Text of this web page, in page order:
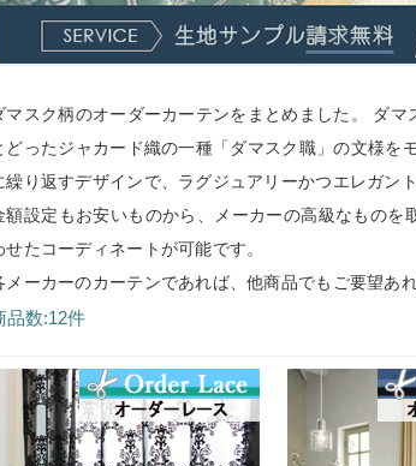
マスク柄のオーダーカーテンをまとめました。 ダ
どったジャカード織の一種「ダマスク職」の文様を
繰り返すデザインで、ラグジュアリーかつエレガン
額設定もお安いものから、メーカーの高級なもの
せたコーディネートが可能です。
メーカーのカーテンであれば、他商品でもご要望あ
品数:12件